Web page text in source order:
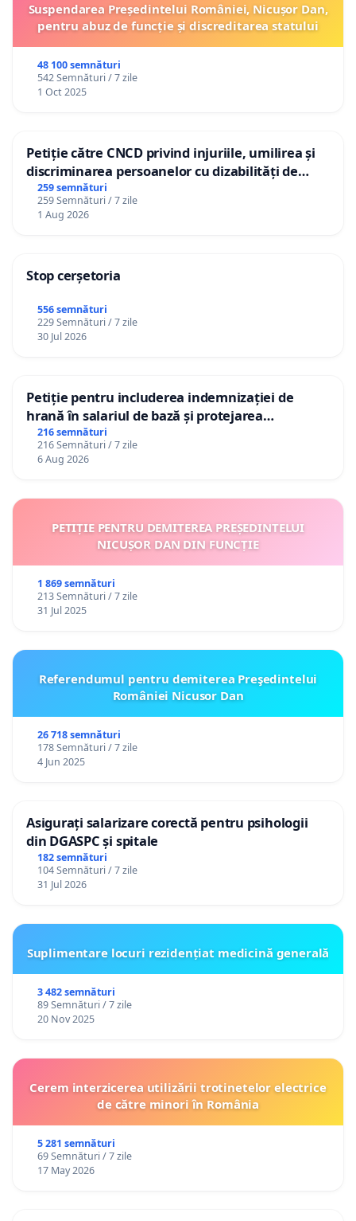
Suspendarea Președintelui României, Nicușor Dan,
pentru abuz de funcție și discreditarea statului
48 100 semnături
542 Semnături / 7 zile
1 Oct 2025
Petiție către CNCD privind injuriile, umilirea și
discriminarea persoanelor cu dizabilități de
către utilizatorul TikTok „Gorici”
259 semnături
259 Semnături / 7 zile
1 Aug 2026
Stop cerșetoria
556 semnături
229 Semnături / 7 zile
30 Jul 2026
Petiție pentru includerea indemnizației de
hrană în salariul de bază și protejarea
gradațiilor de vechime pentru asistenții
personali
216 semnături
216 Semnături / 7 zile
6 Aug 2026
PETIȚIE PENTRU DEMITEREA PREȘEDINTELUI
NICUȘOR DAN DIN FUNCȚIE
1 869 semnături
213 Semnături / 7 zile
31 Jul 2025
Referendumul pentru demiterea Preşedintelui
României Nicusor Dan
26 718 semnături
178 Semnături / 7 zile
4 Jun 2025
Asigurați salarizare corectă pentru psihologii
din DGASPC și spitale
182 semnături
104 Semnături / 7 zile
31 Jul 2026
Suplimentare locuri rezidențiat medicină generală
3 482 semnături
89 Semnături / 7 zile
20 Nov 2025
Cerem interzicerea utilizării trotinetelor electrice
de către minori în România
5 281 semnături
69 Semnături / 7 zile
17 May 2026